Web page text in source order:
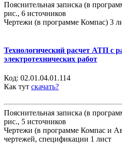
Пояснительная записка (в
рис., 6 источников
Чертежи (в программе Компас) 3
Технологический расчет АТП с
электротехнических работ
Код: 02.01.04.01.114
Как тут скачать?
Пояснительная записка (в
рис., 5 источников
Чертежи (в программе Компас и
чертежей, спецификации 1 лист